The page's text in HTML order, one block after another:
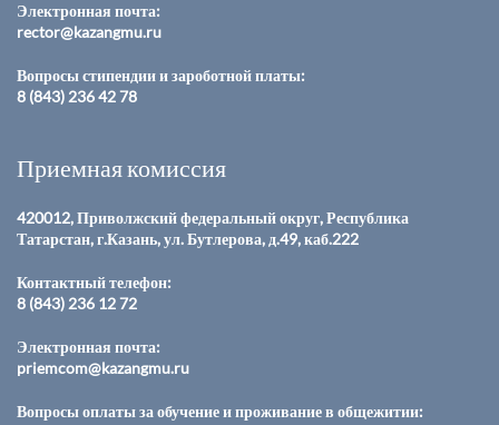
Электронная почта:
rector@kazangmu.ru
Вопросы стипендии и зароботной платы:
8 (843) 236 42 78
Приемная комиссия
420012, Приволжский федеральный округ, Республика
Татарстан, г.Казань, ул. Бутлерова, д.49, каб.222
Контактный телефон:
8 (843) 236 12 72
Электронная почта:
priemcom@kazangmu.ru
Вопросы оплаты за обучение и проживание в общежитии: